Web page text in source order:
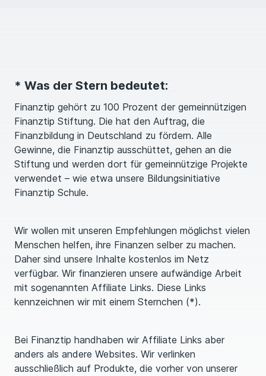
* Was der Stern bedeutet:
Finanztip gehört zu 100 Prozent der gemeinnützigen
Finanztip Stiftung. Die hat den Auftrag, die
Finanzbildung in Deutschland zu fördern. Alle
Gewinne, die Finanztip ausschüttet, gehen an die
Stiftung und werden dort für gemeinnützige Projekte
verwendet – wie etwa unsere Bildungsinitiative
Finanztip Schule.
Wir wollen mit unseren Emp­feh­lungen möglichst vielen
Menschen helfen, ihre Finanzen selber zu machen.
Daher sind unsere Inhalte kostenlos im Netz
verfügbar. Wir finanzieren unsere aufwändige Arbeit
mit sogenannten Affiliate Links. Diese Links
kennzeichnen wir mit einem Sternchen (*).
Bei Finanztip handhaben wir Affiliate Links aber
anders als andere Websites. Wir verlinken
ausschließlich auf Produkte, die vorher von unserer